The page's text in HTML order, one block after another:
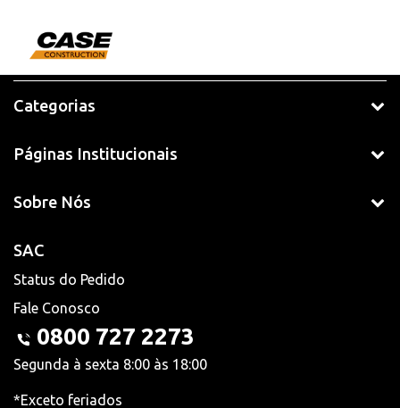
Categorias
Páginas Institucionais
Sobre Nós
SAC
Status do Pedido
Fale Conosco
0800 727 2273
Segunda à sexta 8:00 às 18:00
*Exceto feriados